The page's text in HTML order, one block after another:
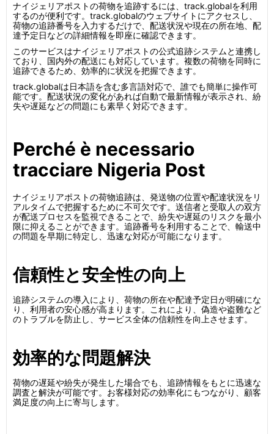
ナイジェリアポストの荷物を追跡するには、track.globalを利用
するのが便利です。track.globalのウェブサイトにアクセスし、
荷物の追跡番号を入力するだけで、配送状況や現在の所在地、配
達予定日などの詳細情報を即座に確認できます。
このサービスはナイジェリアポストの公式追跡システムと連携し
ており、国内外の配送にも対応しています。複数の荷物を同時に
追跡できるため、効率的に状況を把握できます。
track.globalは日本語を含む多言語対応で、誰でも簡単に操作可
能です。配送状況の変化があれば自動で最新情報が表示され、紛
失や遅延などの問題にも素早く対応できます。
Perché è necessario
tracciare Nigeria Post
ナイジェリアポストの荷物追跡は、発送物の位置や配達状況をリ
アルタイムで把握するために不可欠です。送信者と受取人の双方
が配送プロセスを監視できることで、紛失や遅延のリスクを最小
限に抑えることができます。追跡番号を利用することで、輸送中
の問題を早期に特定し、迅速な対応が可能になります。
信頼性と安全性の向上
追跡システムの導入により、荷物の所在や配達予定日が明確にな
り、利用者の安心感が高まります。これにより、偽造や盗難など
のトラブルを防止し、サービス全体の信頼性を向上させます。
効率的な問題解決
荷物の遅延や紛失が発生した場合でも、追跡情報をもとに迅速な
調査と解決が可能です。お客様対応の効率化にもつながり、顧客
満足度の向上に寄与します。